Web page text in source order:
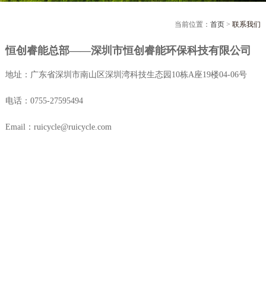
当前位置：首页 >联系我们
恒创睿能总部——深圳市恒创睿能环保科技有限公司
地址：广东省深圳市南山区深圳湾科技生态园10栋A座19楼04-06号
电话：0755-27595494
Email：ruicycle@ruicycle.com